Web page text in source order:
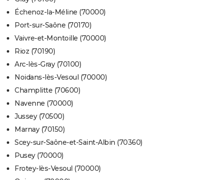
Échenoz-la-Méline (70000)
Port-sur-Saône (70170)
Vaivre-et-Montoille (70000)
Rioz (70190)
Arc-lès-Gray (70100)
Noidans-lès-Vesoul (70000)
Champlitte (70600)
Navenne (70000)
Jussey (70500)
Marnay (70150)
Scey-sur-Saône-et-Saint-Albin (70360)
Pusey (70000)
Frotey-lès-Vesoul (70000)